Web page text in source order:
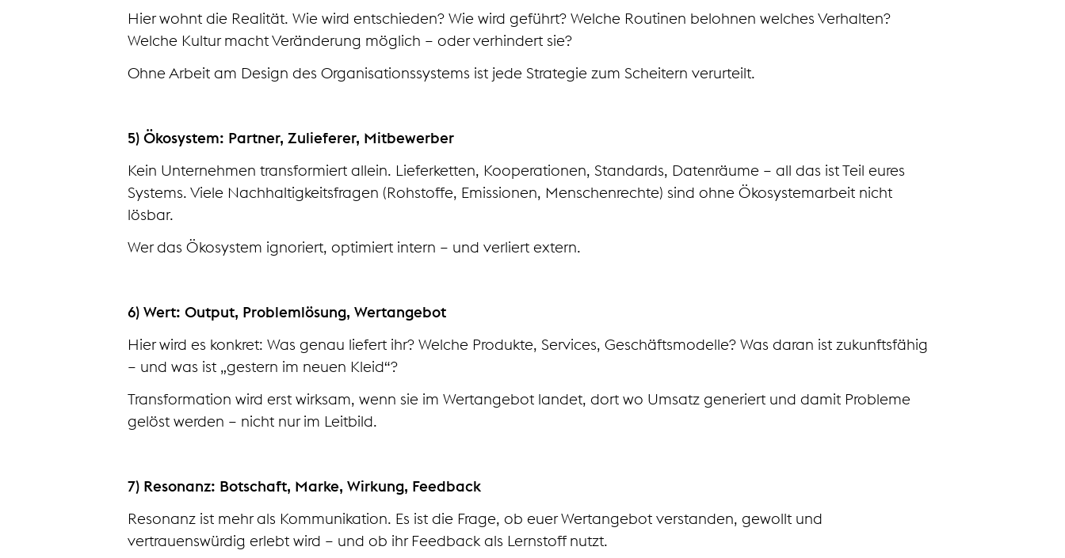
Hier wohnt die Realität. Wie wird entschieden? Wie wird geführt? Welche Routinen belohnen welches Verhalten?
Welche Kultur macht Veränderung möglich – oder verhindert sie?
Ohne Arbeit am Design des Organisationssystems ist jede Strategie zum Scheitern verurteilt.
5) Ökosystem: Partner, Zulieferer, Mitbewerber
Kein Unternehmen transformiert allein. Lieferketten, Kooperationen, Standards, Datenräume – all das ist Teil eures
Systems. Viele Nachhaltigkeitsfragen (Rohstoffe, Emissionen, Menschenrechte) sind ohne Ökosystemarbeit nicht
lösbar.
Wer das Ökosystem ignoriert, optimiert intern – und verliert extern.
6) Wert: Output, Problemlösung, Wertangebot
Hier wird es konkret: Was genau liefert ihr? Welche Produkte, Services, Geschäftsmodelle? Was daran ist zukunftsfähig
– und was ist „gestern im neuen Kleid“?
Transformation wird erst wirksam, wenn sie im Wertangebot landet, dort wo Umsatz generiert und damit Probleme
gelöst werden – nicht nur im Leitbild.
7) Resonanz: Botschaft, Marke, Wirkung, Feedback
Resonanz ist mehr als Kommunikation. Es ist die Frage, ob euer Wertangebot verstanden, gewollt und
vertrauenswürdig erlebt wird – und ob ihr Feedback als Lernstoff nutzt.